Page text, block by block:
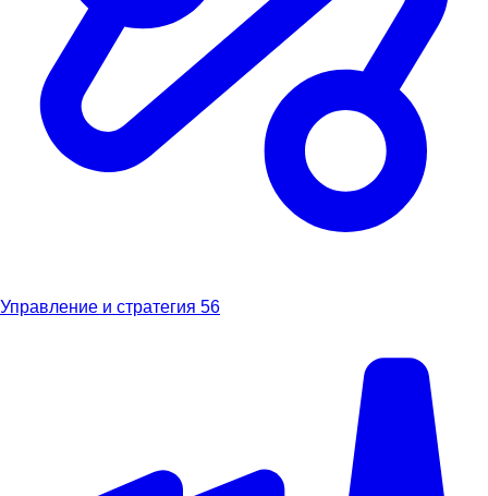
Управление и стратегия 56